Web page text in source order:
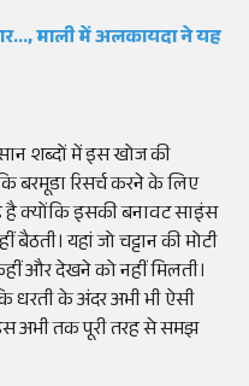
माली में अलकायदा ने यह
शब्दों में इस खोज की
बरमूडा रिसर्च करने के लिए
क्योंकि इसकी बनावट साइंस
यहां जो चट्टान की मोटी
और देखने को नहीं मिलती।
धरती के अंदर अभी भी ऐसी
अभी तक पूरी तरह से समझ